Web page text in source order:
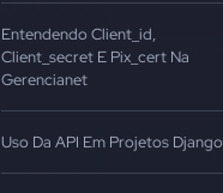
Entendendo Client_id,
Client_secret E Pix_cert Na
Gerencianet
Uso Da API Em Projetos Django